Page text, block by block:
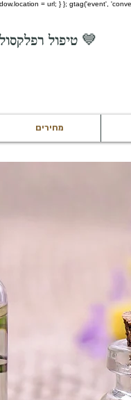
= url; } }; gtag('event',
💙 טיפול רפלקסולוגיה חינם לחיילים בשירות 💙
מחירים